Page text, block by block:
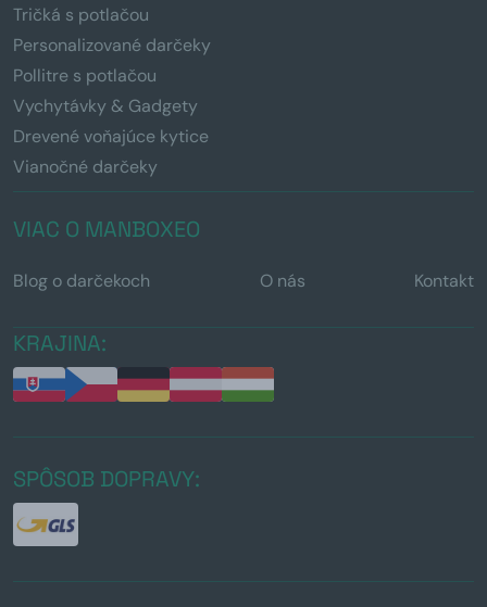
Tričká s potlačou
Personalizované darčeky
Pollitre s potlačou
Vychytávky & Gadgety
Drevené voňajúce kytice
Vianočné darčeky
VIAC O MANBOXEO
Blog o darčekoch O nás Kontakt
KRAJINA:
SPÔSOB DOPRAVY: